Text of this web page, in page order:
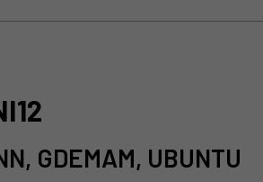
GDEMAM, UBUNTU